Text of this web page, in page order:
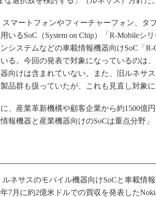
製造業ビッグデータ
メイドインジャパン
植物工場
知財マネジメント
海外生産
グローバル設計・
制御セキュリティ
マートフォンやフィーチャーフォン、タ
いるSoC（System on Chip）「R-Mobileシ
システムなどの車載情報機器向けSoC「
る。今回の発表で対象になっているのは
向けは含まれていない。また、旧ルネサ
品群も扱っていたが、これも見直し対象に
、産業革新機構や顧客企業から約1500億
報機器と産業機器向けのSoCは重点分野
ネサスのモバイル機器向けSoCと車載情
7月に約2億米ドルでの買収を発表した